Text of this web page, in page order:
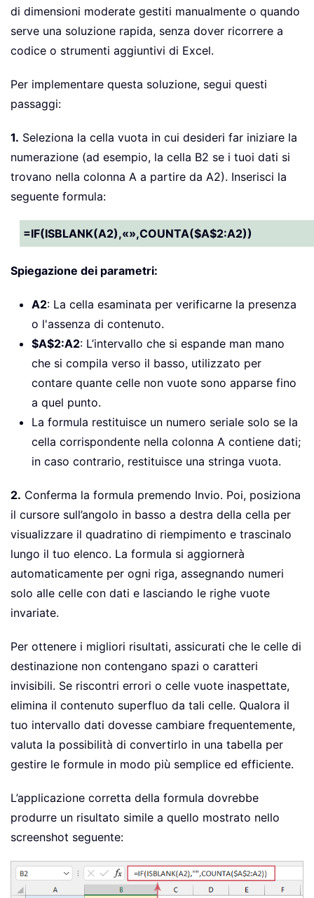
di dimensioni moderate gestiti manualmente o quando
serve una soluzione rapida, senza dover ricorrere a
codice o strumenti aggiuntivi di Excel.
Per implementare questa soluzione, segui questi
passaggi:
1. Seleziona la cella vuota in cui desideri far iniziare la
numerazione (ad esempio, la cella B2 se i tuoi dati si
trovano nella colonna A a partire da A2). Inserisci la
seguente formula:
=IF(ISBLANK(A2),«»,COUNTA($A$2:A2))
Spiegazione dei parametri:
A2: La cella esaminata per verificarne la presenza
o l'assenza di contenuto.
$A$2:A2: L’intervallo che si espande man mano
che si compila verso il basso, utilizzato per
contare quante celle non vuote sono apparse fino
a quel punto.
La formula restituisce un numero seriale solo se la
cella corrispondente nella colonna A contiene dati;
in caso contrario, restituisce una stringa vuota.
2. Conferma la formula premendo Invio. Poi, posiziona
il cursore sull’angolo in basso a destra della cella per
visualizzare il quadratino di riempimento e trascinalo
lungo il tuo elenco. La formula si aggiornerà
automaticamente per ogni riga, assegnando numeri
solo alle celle con dati e lasciando le righe vuote
invariate.
Per ottenere i migliori risultati, assicurati che le celle di
destinazione non contengano spazi o caratteri
invisibili. Se riscontri errori o celle vuote inaspettate,
elimina il contenuto superfluo da tali celle. Qualora il
tuo intervallo dati dovesse cambiare frequentemente,
valuta la possibilità di convertirlo in una tabella per
gestire le formule in modo più semplice ed efficiente.
L’applicazione corretta della formula dovrebbe
produrre un risultato simile a quello mostrato nello
screenshot seguente: